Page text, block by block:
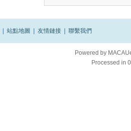
站點地圖 友情鏈接 聯繫我們
Powered by
Processed in